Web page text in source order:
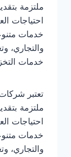
ملتزمة
احتياجات
خدمات
والتجاري،
خدمات
تعتبر
ملتزمة
احتياجات
خدمات
والتجاري،